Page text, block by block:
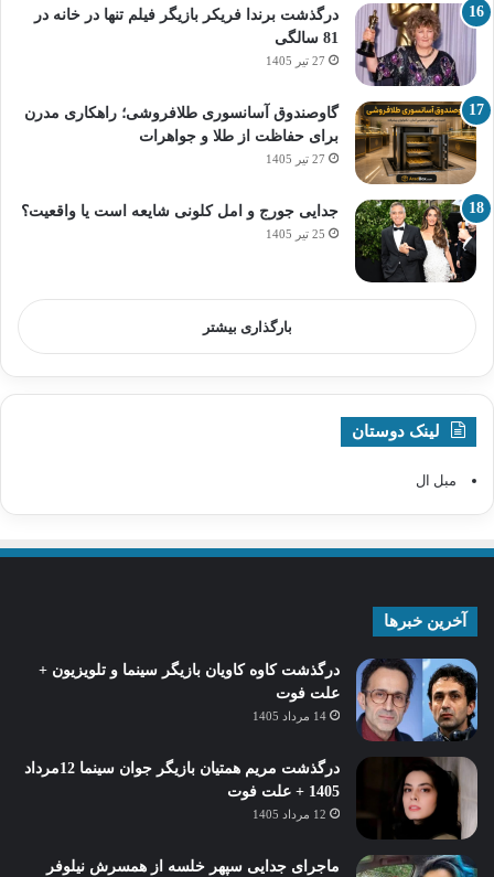
درگذشت برندا فریکر بازیگر فیلم تنها در خانه در
81 سالگی
27 تیر 1405
گاوصندوق آسانسوری طلافروشی؛ راهکاری مدرن
برای حفاظت از طلا و جواهرات
27 تیر 1405
جدایی جورج و امل کلونی شایعه است یا واقعیت؟
25 تیر 1405
بارگذاری بیشتر
لینک دوستان
مبل ال
آخرین خبرها
درگذشت کاوه کاویان بازیگر سینما و تلویزیون +
علت فوت
14 مرداد 1405
درگذشت مریم همتیان بازیگر جوان سینما 12مرداد
1405 + علت فوت
12 مرداد 1405
ماجرای جدایی سپهر خلسه از همسرش نیلوفر